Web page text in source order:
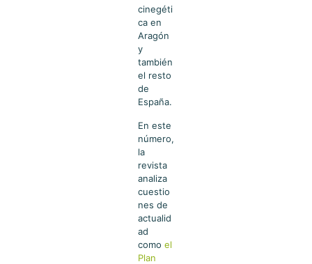
cinegéti
ca en
Aragón
y
también
el resto
de
España.
En este
número,
la
revista
analiza
cuestio
nes de
actualid
ad
como el
Plan